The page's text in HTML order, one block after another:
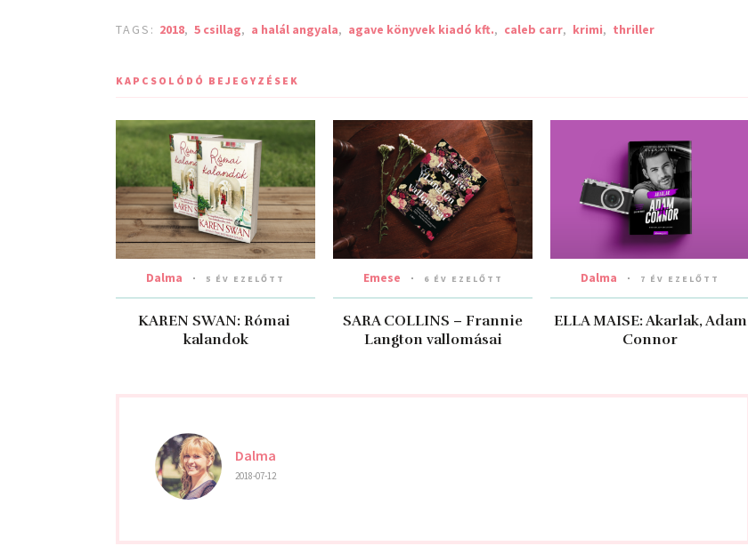
TAGS: 2018, 5 csillag, a halál angyala, agave könyvek kiadó kft., caleb carr, krimi, thriller
KAPCSOLÓDÓ BEJEGYZÉSEK
Dalma 5 ÉV EZELŐTT
KAREN SWAN: Római ​
kalandok
Emese 6 ÉV EZELŐTT
SARA COLLINS – Frannie
Langton vallomásai
Dalma 7 ÉV EZELŐTT
ELLA MAISE: Akarlak, ​Adam
Connor
Dalma
2018-07-12